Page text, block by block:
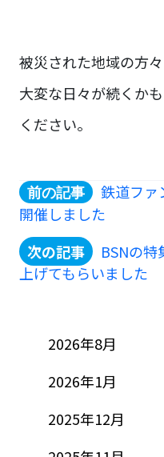
被災された地域の方
大変な日々が続くか
ください。
鉄道ファ
開催しました
BSNの
上げてもらいました
2026年8月
2026年1月
2025年12月